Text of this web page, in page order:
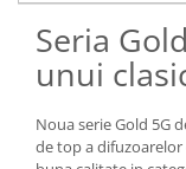
Seria
unui
Noua serie Gold 5G
de top a